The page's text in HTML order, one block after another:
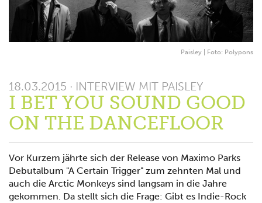
Paisley | Foto: Polypons
18.03.2015 · INTERVIEW MIT PAISLEY
I BET YOU SOUND GOOD
ON THE DANCEFLOOR
Vor Kurzem jährte sich der Release von Maximo Parks
Debutalbum "A Certain Trigger" zum zehnten Mal und
auch die Arctic Monkeys sind langsam in die Jahre
gekommen. Da stellt sich die Frage: Gibt es Indie-Rock